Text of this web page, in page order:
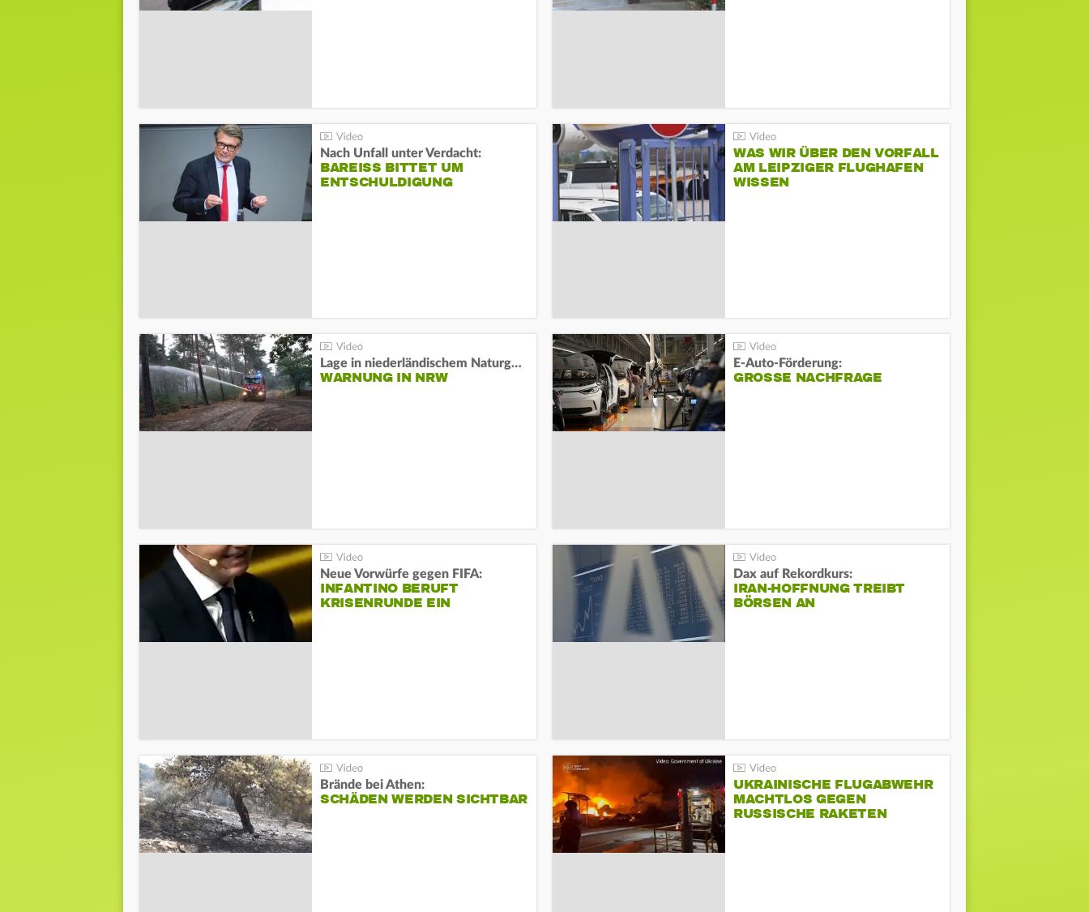
Nach Unfall unter Verdacht:
BAREISS BITTET UM E
NTSCHULDIGUNG
WAS WIR ÜBER DEN VORFALL
AM LEIPZIGER FLUGHAFEN
WISSEN
Lage in niederländischem Naturgebiet stabil
WARNUNG IN NRW
E-Auto-Förderung:
GROSSE NACHFRAGE
Neue Vorwürfe gegen FIFA:
INFANTINO BERUFT
KRISENRUNDE EIN
Dax auf Rekordkurs:
IRAN-HOFFNUNG TREIBT
BÖRSEN AN
Brände bei Athen:
SCHÄDEN WERDEN SICHTBAR
UKRAINISCHE FLUGABWEHR
MACHTLOS GEGEN
RUSSISCHE RAKETEN